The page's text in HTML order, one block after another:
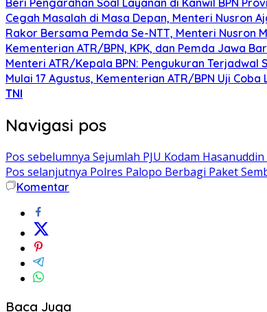
Cegah Masalah di Masa Depan, Menteri Nusron
Rakor Bersama Pemda Se-NTT, Menteri Nusron
Kementerian ATR/BPN, KPK, dan Pemda Jawa
Menteri ATR/Kepala BPN: Pengukuran Terjadwal
Mulai 17 Agustus, Kementerian ATR/BPN Uji
TNI
Navigasi pos
Pos sebelumnya Sejumlah PJU Kodam
Pos selanjutnya Polres Palopo Berbagi Paket
Komentar
Baca Juga